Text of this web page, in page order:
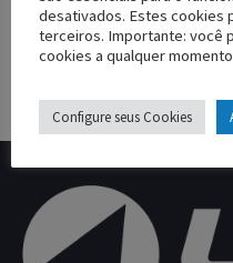
desativados. Estes cookies
terceiros. Importante: você
cookies a qualquer
Configure seus Cookies